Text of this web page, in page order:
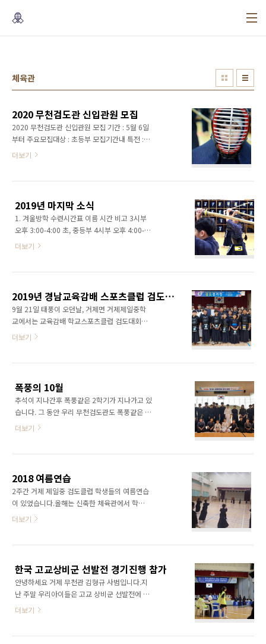
체육관
2020 무천검도관 신입관원 모집
2020 무천검도관 신입관원 모집 기간 : 5월 6일
부터 주요모집대상 : 초등부 모집기간내 특전 :
죽도, 도복 지급 매년 3월 무천검도관은 새로운
통해 단련할 여러분을 기다리고 있겠습니다. ※
수련시간표 이름 수련시간 수련대상 3시부 3시 -
3시 50분 초등부 4시부 4시 - 4시 50분 미취학,
초등저학년 전용 5시부 5시 - 5시 50분 초등부
9시 30분 학생, 일반부 전체 ※ 방역지침 이행내
시, 오후 ..
더보기
2019년 마지막 소식
1. 겨울방학 수련시간표 이름 시간 비고 3시부
오후 3:00-4:00 초, 중등부 4시부 오후 4:00-
5:00 미취학, 초등저학년 5시부 오후 5:00-6:00
를 실시합니다. 도장은 열려있으니 개인연습은
하실 수 있으며, 2020년 첫수업은 1월 6일 부터
시작됩니다. 3. 제일중, 거제초의 동계훈련 제일
중과 거제초 스포츠클럽 소속 학생들은 1월 6일
시합니다. 해당 학생은 개별 통보해드리며, 2주
길 기원합..
더보기
2019년 경남교육감배 스포츠클럽 검도대회
9월 21일 태풍이 오던날, 거제면 거제제일중학
교에서는 교육감배 학교스포츠클럽 검도대회가
개최 되었습니다. 우리 도장에서는 2011년부터
승, 제일고 팀이 남고부 우승으로 경남대표가 되
어 11월 세종시에서 열리는 전국대회에 참가하
게 되었습니다. 홈그라운드였던 남중부와 여중
부는 사천시와의 접전끝에 3위와 2위에 머물러
중부의 탈락이 충격적이고 아쉽기는 하지만 내
초등부와 고등부의 우승을 위해 최선을 다해 지
도하겠습니다.
더보기
폭풍의 10월
추석이 지나간후 폭풍같은 2학기가 지나가고 있
습니다. 그 동안 우리 무천검도관도 폭풍같은 시
간을 보내고 있는데요.지난 10월 13일 거제면
기 여자선수권에 우리도장 이다은, 박이룸, 허윤
지가 윤지어머님의 인솔로 출전하였고, 김해실
내체육관에서 개최된 경상남도 검도대회에 43
명의 선수단을 꾸려 출전하였습니다. 입상은 초
준우승 김건우, 여중부 개인 3위 이수민, 중등부
배재용, 강윤정, 단체 3위 , ..
더보기
2018 여름연습
2주간 거제 제일중 검도클럽 학생들의 여름연습
이 있었습니다.올해는 신축한 체육관에서 학교
의 빵빵한 지원을 받으며 2주동안 실시했는데요,
더보기
한국 고교상비군 선발전 경기진행 참가
안녕하세요 거제 무천관 김형규 사범입니다.지
난 주말 우리아이들은 고교 상비군 선발전에 다
녀왔는데요, 선수가 아니라 경기진행요원으로
더보기